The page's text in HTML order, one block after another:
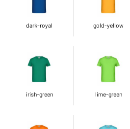
dark-royal gold-yellow
irish-green lime-green